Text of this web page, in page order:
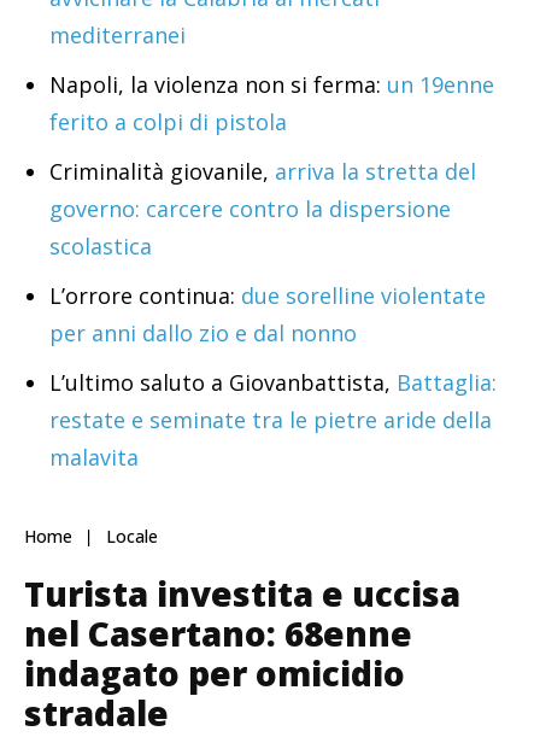
mediterranei
Napoli, la violenza non si ferma: un 19enne
ferito a colpi di pistola
Criminalità giovanile, arriva la stretta del
governo: carcere contro la dispersione
scolastica
L’orrore continua: due sorelline violentate
per anni dallo zio e dal nonno
L’ultimo saluto a Giovanbattista, Battaglia:
restate e seminate tra le pietre aride della
malavita
Home Locale
Turista investita e uccisa
nel Casertano: 68enne
indagato per omicidio
stradale